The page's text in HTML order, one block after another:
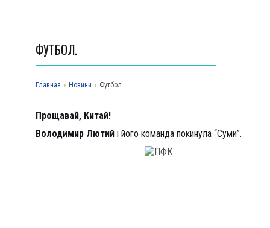
ФУТБОЛ.
Главная › Новини › Футбол.
Прощавай, Китай!
Володимир Лютий і його команда покинула “Суми”.